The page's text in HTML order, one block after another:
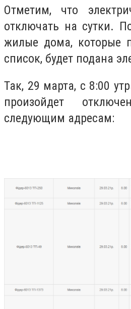
Отметим, что
отключать на сутки.
жилые дома, которые
список, будет подана
Так, 29 марта, с 8:00
произойдет
следующим адресам: